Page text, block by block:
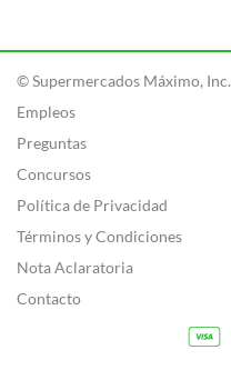
© Supermercados Máximo, Inc.
Empleos
Preguntas
Concursos
Política de Privacidad
Términos y Condiciones
Nota Aclaratoria
Contacto